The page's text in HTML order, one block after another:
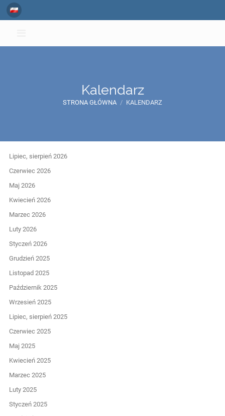
Kalendarz
STRONA GŁÓWNA / KALENDARZ
Kalendarz
Lipiec, sierpień 2026
Czerwiec 2026
Maj 2026
Kwiecień 2026
Marzec 2026
Luty 2026
Styczeń 2026
Grudzień 2025
Listopad 2025
Październik 2025
Wrzesień 2025
Lipiec, sierpień 2025
Czerwiec 2025
Maj 2025
Kwiecień 2025
Marzec 2025
Luty 2025
Styczeń 2025